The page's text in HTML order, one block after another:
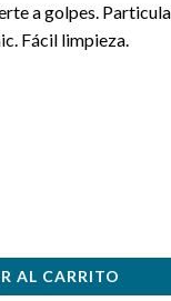
a golpes.
Fácil limpieza.
AL CARRITO